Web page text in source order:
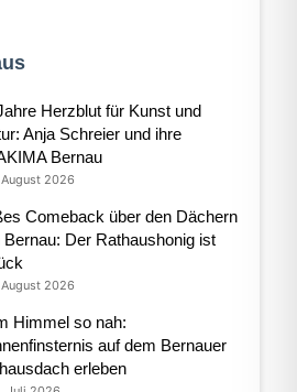
Herzblut für Kunst und
Anja Schreier und ihre
Bernau
2026
Comeback über den Dächern
Bernau: Der Rathaushonig ist
2026
Himmel so nah:
auf dem Bernauer
erleben